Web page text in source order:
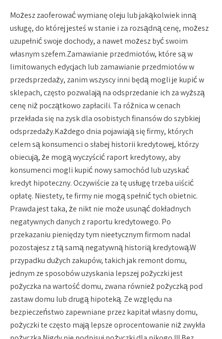
Możesz zaoferować wymianę oleju lub jakąkolwiek inną
usługę, do której jesteś w stanie i za rozsądną cenę, możesz
uzupełnić swoje dochody, a nawet możesz być swoim
własnym szefem.Zamawianie przedmiotów, które są w
limitowanych edycjach lub zamawianie przedmiotów w
przedsprzedaży, zanim wszyscy inni będą mogli je kupić w
sklepach, często pozwalają na odsprzedanie ich za wyższą
cenę niż początkowo zapłacili. Ta różnica w cenach
przekłada się na zysk dla osobistych finansów do szybkiej
odsprzedaży.Każdego dnia pojawiają się firmy, których
celem są konsumenci o słabej historii kredytowej, którzy
obiecują, że mogą wyczyścić raport kredytowy, aby
konsumenci mogli kupić nowy samochód lub uzyskać
kredyt hipoteczny. Oczywiście za tę usługę trzeba uiścić
opłatę. Niestety, te firmy nie mogą spełnić tych obietnic.
Prawda jest taka, że ​​nikt nie może usunąć dokładnych
negatywnych danych z raportu kredytowego. Po
przekazaniu pieniędzy tym nieetycznym firmom nadal
pozostajesz z tą samą negatywną historią kredytową.W
przypadku dużych zakupów, takich jak remont domu,
jednym ze sposobów uzyskania lepszej pożyczki jest
pożyczka na wartość domu, zwana również pożyczką pod
zastaw domu lub drugą hipoteką. Ze względu na
bezpieczeństwo zapewniane przez kapitał własny domu,
pożyczki te często mają lepsze oprocentowanie niż zwykła